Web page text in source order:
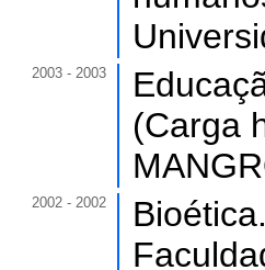
2003 - 2003
(Carga
2002 - 2002